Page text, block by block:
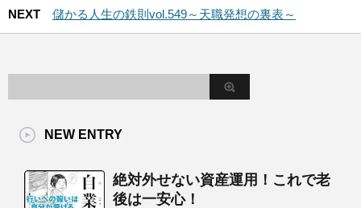
NEXT
儲かる人生の鉄則vol.549～天職発想の裏表～
NEW ENTRY
絶対外せない資産運用！これで老
後は一安心！